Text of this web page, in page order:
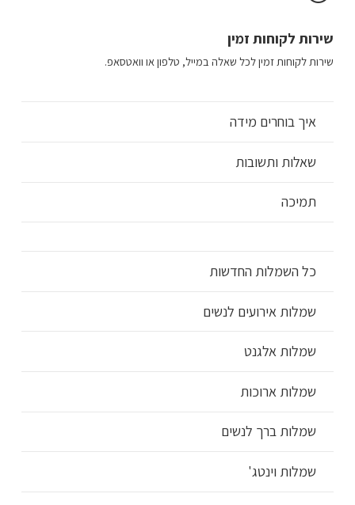
שירות לקוחות זמין
שירות לקוחות זמין לכל שאלה במייל, טלפון או וואטסאפ.
איך בוחרים מידה
שאלות ותשובות
תמיכה
כל השמלות החדשות
שמלות אירועים לנשים
שמלות אלגנט
שמלות ארוכות
שמלות ברך לנשים
שמלות וינטג'